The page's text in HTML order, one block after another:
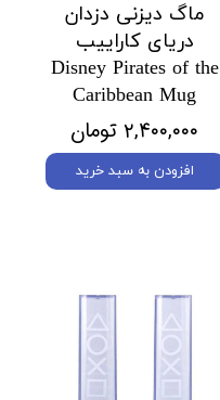
ماگ دیزنی دزدان
دریای کاراییب
Disney Pirates of the
Caribbean Mug
۲,۴۰۰,۰۰۰ تومان
افزودن به سبد خرید